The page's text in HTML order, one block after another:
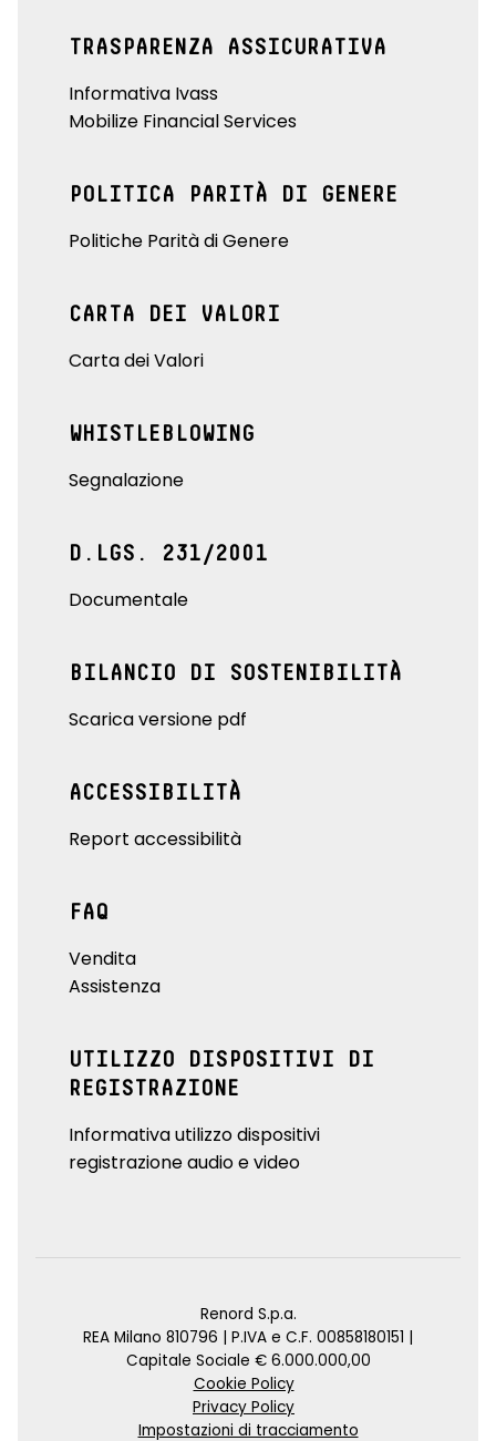
TRASPARENZA ASSICURATIVA
Informativa Ivass
Mobilize Financial Services
POLITICA PARITÀ DI GENERE
Politiche Parità di Genere
CARTA DEI VALORI
Carta dei Valori
WHISTLEBLOWING
Segnalazione
D.LGS. 231/2001
Documentale
BILANCIO DI SOSTENIBILITÀ
Scarica versione pdf
ACCESSIBILITÀ
Report accessibilità
FAQ
Vendita
Assistenza
UTILIZZO DISPOSITIVI DI
REGISTRAZIONE
Informativa utilizzo dispositivi
registrazione audio e video
Renord S.p.a.
REA Milano 810796 | P.IVA e C.F. 00858180151 |
Capitale Sociale € 6.000.000,00
Cookie Policy
Privacy Policy
Impostazioni di tracciamento